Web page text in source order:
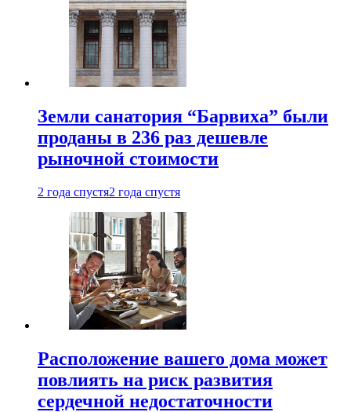
Земли санатория “Барвиха” были
проданы в 236 раз дешевле
рыночной стоимости
2 года спустя2 года спустя
Расположение вашего дома может
повлиять на риск развития
сердечной недостаточности